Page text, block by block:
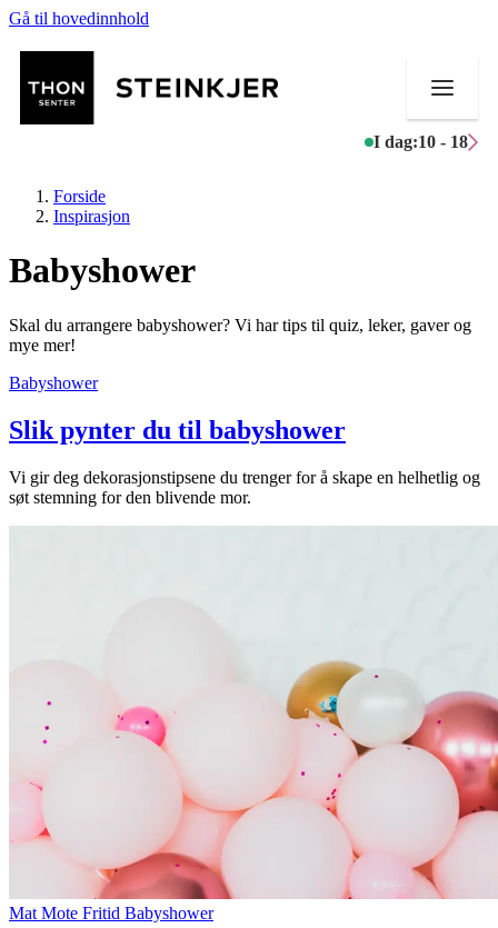
Gå til hovedinnhold
I dag:10 - 18
Butikker
Mat og drikke
Helse
Aktiviteter
Tilbud
Inspirasjon
Åpningstider
Praktisk informasjon
Ledige stillinger
Magasin
Gavekort
Finn frem
Forside
Inspirasjon
Babyshower
Skal du arrangere babyshower? Vi har tips til quiz, leker, gaver og
mye mer!
Babyshower
Slik pynter du til babyshower
Vi gir deg dekorasjonstipsene du trenger for å skape en helhetlig og
søt stemning for den blivende mor.
Mat Mote Fritid Babyshower